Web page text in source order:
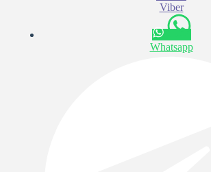
Viber
Whatsapp